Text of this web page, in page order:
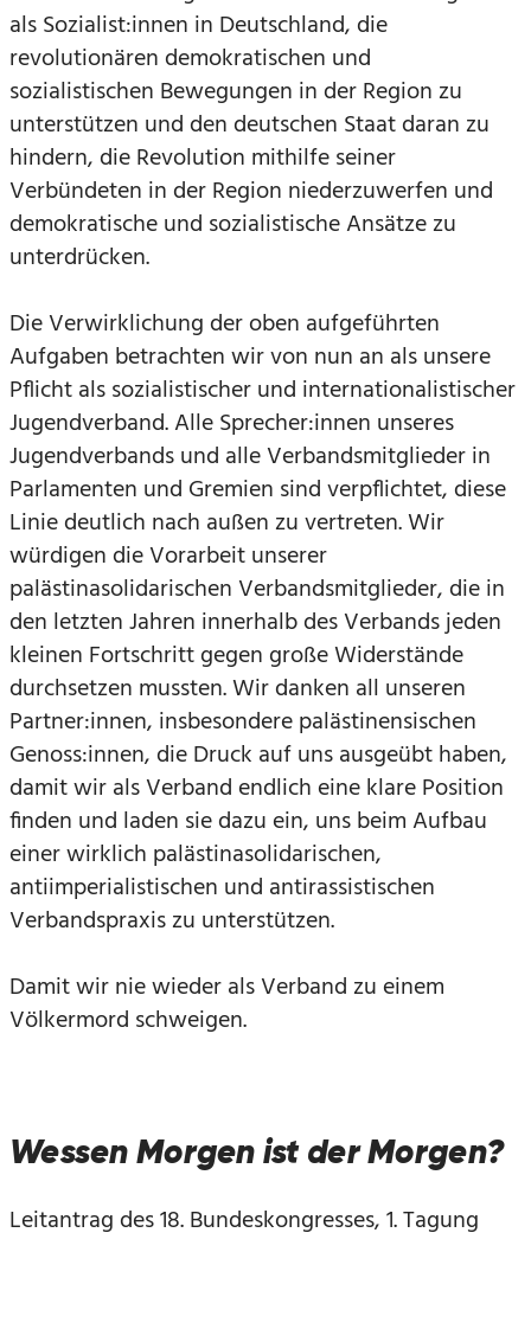
als Sozialist:innen in Deutschland, die
revolutionären demokratischen und
sozialistischen Bewegungen in der Region zu
unterstützen und den deutschen Staat daran zu
hindern, die Revolution mithilfe seiner
Verbündeten in der Region niederzuwerfen und
demokratische und sozialistische Ansätze zu
unterdrücken.
Die Verwirklichung der oben aufgeführten
Aufgaben betrachten wir von nun an als unsere
Pflicht als sozialistischer und internationalistischer
Jugendverband. Alle Sprecher:innen unseres
Jugendverbands und alle Verbandsmitglieder in
Parlamenten und Gremien sind verpflichtet, diese
Linie deutlich nach außen zu vertreten. Wir
würdigen die Vorarbeit unserer
palästinasolidarischen Verbandsmitglieder, die in
den letzten Jahren innerhalb des Verbands jeden
kleinen Fortschritt gegen große Widerstände
durchsetzen mussten. Wir danken all unseren
Partner:innen, insbesondere palästinensischen
Genoss:innen, die Druck auf uns ausgeübt haben,
damit wir als Verband endlich eine klare Position
finden und laden sie dazu ein, uns beim Aufbau
einer wirklich palästinasolidarischen,
antiimperialistischen und antirassistischen
Verbandspraxis zu unterstützen.
Damit wir nie wieder als Verband zu einem
Völkermord schweigen.
Wessen Morgen ist der Morgen?
Leitantrag des 18. Bundeskongresses, 1. Tagung